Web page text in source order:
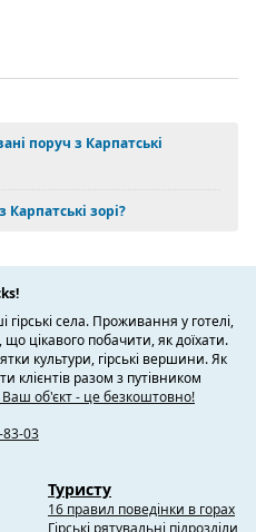
поруч з Карпатські
зорі?
гірські села. Проживання у готелі,
цікавого побачити, як доїхати.
культури, гірські вершини. Як
клієнтів разом з путівником
об'єкт - це безкоштовно!
83-03
Туристу
16 правил поведінки в горах
Гірські рятувальні підрозділи